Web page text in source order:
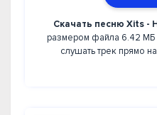
Скачать песню Xits -
размером файла 6.42 МБ
слушать трек прямо